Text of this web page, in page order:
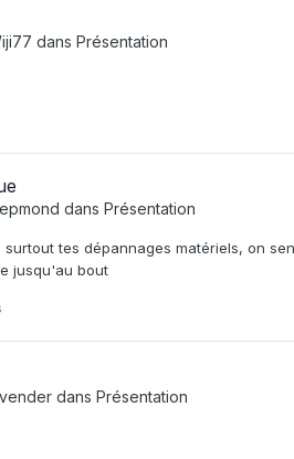
dans Présentation
dans Présentation
tes dépannages matériels, on
jusqu'au bout
dans Présentation